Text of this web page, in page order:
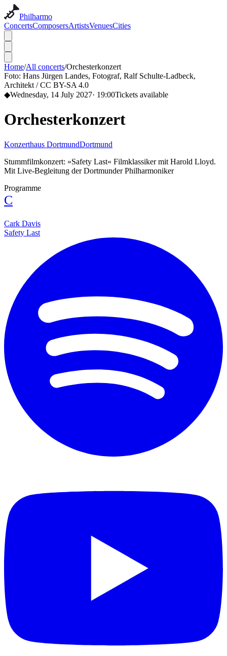
Philharmo
ConcertsComposersArtistsVenuesCities
Home/All concerts/Orchesterkonzert
Foto: Hans Jürgen Landes, Fotograf, Ralf Schulte-Ladbeck,
Architekt / CC BY-SA 4.0
◆Wednesday, 14 July 2027· 19:00Tickets available
Orchesterkonzert
Konzerthaus DortmundDortmund
Stummfilmkonzert: »Safety Last« Filmklassiker mit Harold Lloyd.
Mit Live-Begleitung der Dortmunder Philharmoniker
Programme
C
Cark Davis
Safety Last